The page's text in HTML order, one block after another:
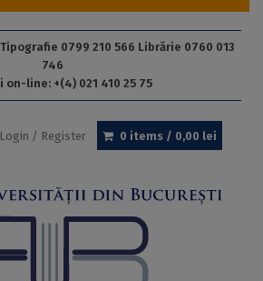
0799 210 566 Librărie 0760 013
746
on-line: +(4) 021 410 25 75
Login / Register 0 items / 0,00 lei